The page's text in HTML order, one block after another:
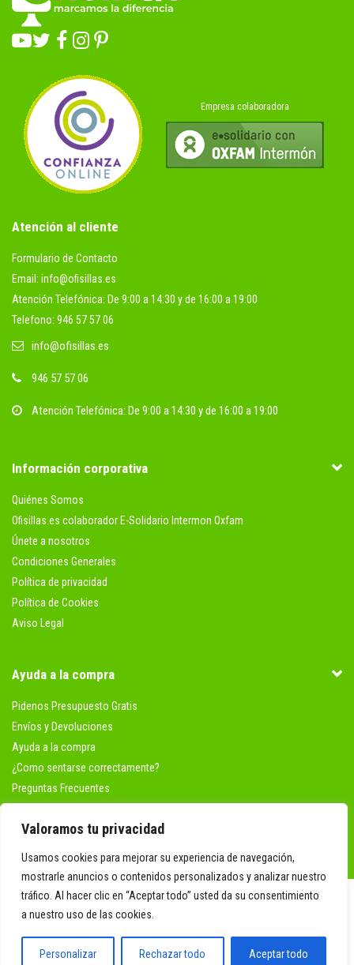
Valoramos tu privacidad
Usamos cookies para mejorar su experiencia de navegación,
mostrarle anuncios o contenidos personalizados y analizar nuestro
tráfico. Al hacer clic en “Aceptar todo” usted da su consentimiento
a nuestro uso de las cookies.
Personalizar Rechazar todo Aceptar todo
Empresa colaboradora
Atención al cliente
Formulario de Contacto
Email: info@ofisillas.es
Atención Telefónica: De 9:00 a 14:30 y de 16:00 a 19:00
Telefono: 946 57 57 06
info@ofisillas.es
946 57 57 06
Atención Telefónica: De 9:00 a 14:30 y de 16:00 a 19:00
Información corporativa
Quiénes Somos
Ofisillas.es colaborador E-Solidario Intermon Oxfam
Únete a nosotros
Condiciones Generales
Política de privacidad
Política de Cookies
Aviso Legal
Ayuda a la compra
Pidenos Presupuesto Gratis
Envíos y Devoluciones
Ayuda a la compra
¿Como sentarse correctamente?
Preguntas Frecuentes
Mi Cuenta
Desarrollado porAddis